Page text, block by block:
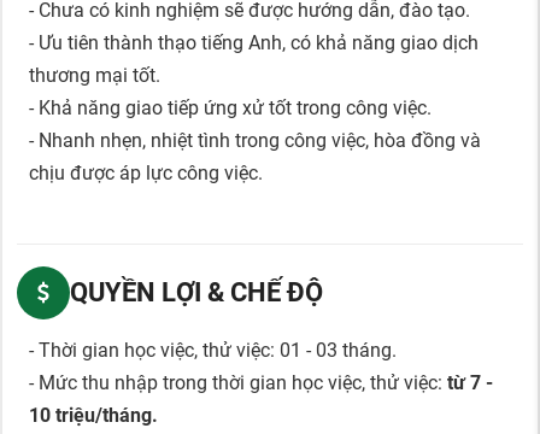
- Chưa có kinh nghiệm sẽ được hướng dẫn, đào tạo.
- Ưu tiên thành thạo tiếng Anh, có khả năng giao dịch
thương mại tốt.
- Khả năng giao tiếp ứng xử tốt trong công việc.
- Nhanh nhẹn, nhiệt tình trong công việc, hòa đồng và
chịu được áp lực công việc.
QUYỀN LỢI & CHẾ ĐỘ
- Thời gian học việc, thử việc: 01 - 03 tháng.
- Mức thu nhập trong thời gian học việc, thử việc: từ 7 -
10 triệu/tháng.